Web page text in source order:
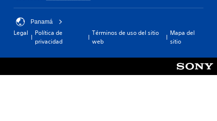
Panamá
Legal
Política de
privacidad
Términos de uso del sitio
web
Mapa del
sitio